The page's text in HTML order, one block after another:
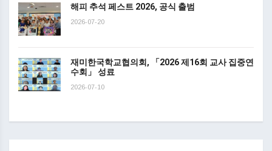
해피 추석 페스트 2026, 공식 출범
2026-07-20
재미한국학교협의회, 「2026 제16회 교사 집중연
수회」 성료
2026-07-10